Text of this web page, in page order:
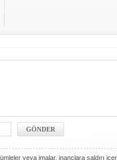
veya imalar, inançlara saldırı